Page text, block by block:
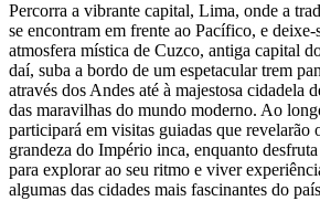
Percorra a vibrante capital, Lima, onde a
se encontram em frente ao Pacífico, e
atmosfera mística de Cuzco, antiga capital
daí, suba a bordo de um espetacular trem
através dos Andes até à majestosa cidadela
das maravilhas do mundo moderno. Ao
participará em visitas guiadas que revelarão
grandeza do Império inca, enquanto
para explorar ao seu ritmo e viver
algumas das cidades mais fascinantes do